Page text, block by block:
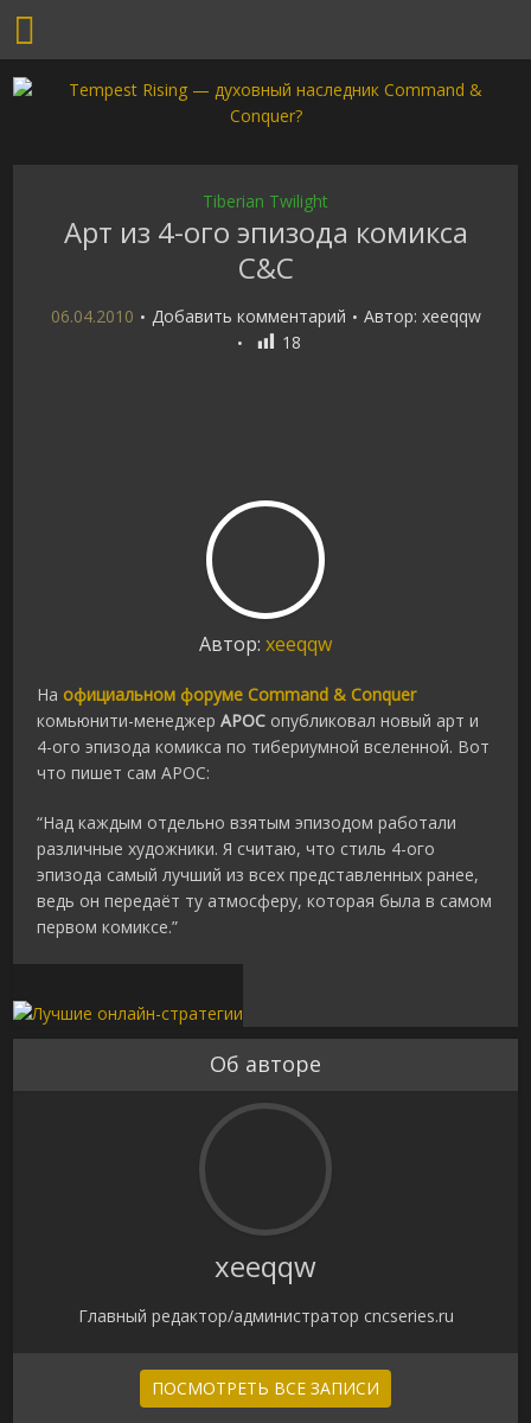
Tiberian Twilight
Арт из 4-ого эпизода комикса
C&C
06.04.2010 Добавить комментарий Автор: xeeqqw
18
Автор: xeeqqw
На официальном форуме Command & Conquer
комьюнити-менеджерAPOC опубликовал новый арт и
4-ого эпизода комикса по тибериумной вселенной. Вот
что пишет сам APOC:
“Над каждым отдельно взятым эпизодом работали
различные художники. Я считаю, что стиль 4-ого
эпизода самый лучший из всех представленных ранее,
ведь он передаёт ту атмосферу, которая была в самом
первом комиксе.”
Об авторе
xeeqqw
Главный редактор/администратор cncseries.ru
ПОСМОТРЕТЬ ВСЕ ЗАПИСИ